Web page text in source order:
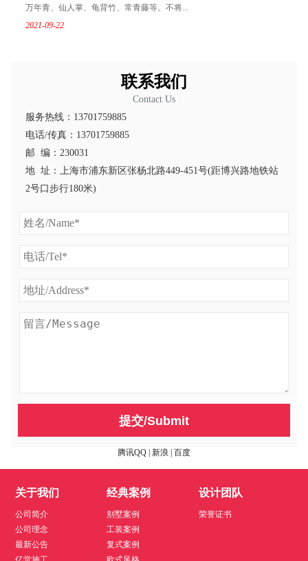
万年青、仙人掌、龟背竹、常青藤等。不将...
2021-09-22
联系我们
Contact Us
服务热线：13701759885
电话/传真：13701759885
邮 编：230031
地 址：上海市浦东新区张杨北路449-451号(距博兴路地铁站
2号口步行180米)
提交/Submit
腾讯QQ | 新浪 | 百度
关于我们
公司简介
公司理念
最新公告
经典案例
别墅案例
工装案例
复式案例
设计团队
荣誉证书